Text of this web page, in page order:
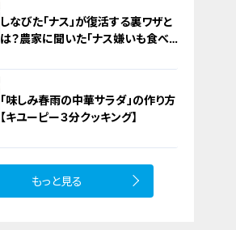
しなびた「ナス」が復活する裏ワザと
は？農家に聞いた「ナス嫌いも食べ
「味しみ春雨の中華サラダ」の作り方
【キユーピー３分クッキング】
もっと見る